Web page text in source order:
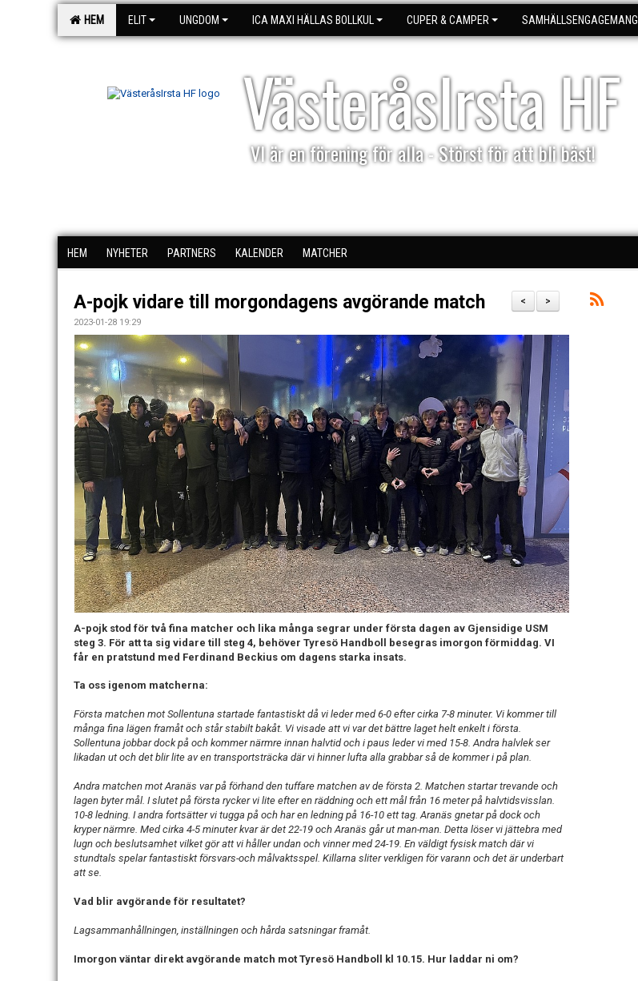
HEM ELIT UNGDOM ICA MAXI HÄLLAS BOLLKUL CUPER & CAMPER SAMHÄLLSENGAGEMANG
VästeråsIrsta HF
VI är en förening för alla - Störst för att bli bäst!
HEM NYHETER PARTNERS KALENDER MATCHER
>
<
A-pojk vidare till morgondagens avgörande match
2023-01-28 19:29
A-pojk stod för två fina matcher och lika många segrar under första dagen av Gjensidige USM
steg 3. För att ta sig vidare till steg 4, behöver Tyresö Handboll besegras imorgon förmiddag. VI
får en pratstund med Ferdinand Beckius om dagens starka insats.
Ta oss igenom matcherna:
Första matchen mot Sollentuna startade fantastiskt då vi leder med 6-0 efter cirka 7-8 minuter. Vi kommer till
många fina lägen framåt och står stabilt bakåt. Vi visade att vi var det bättre laget helt enkelt i första.
Sollentuna jobbar dock på och kommer närmre innan halvtid och i paus leder vi med 15-8. Andra halvlek ser
likadan ut och det blir lite av en transportsträcka där vi hinner lufta alla grabbar så de kommer i på plan.
Andra matchen mot Aranäs var på förhand den tuffare matchen av de första 2. Matchen startar trevande och
lagen byter mål. I slutet på första rycker vi lite efter en räddning och ett mål från 16 meter på halvtidsvisslan.
10-8 ledning. I andra fortsätter vi tugga på och har en ledning på 16-10 ett tag. Aranäs gnetar på dock och
kryper närmre. Med cirka 4-5 minuter kvar är det 22-19 och Aranäs går ut man-man. Detta löser vi jättebra med
lugn och beslutsamhet vilket gör att vi håller undan och vinner med 24-19. En väldigt fysisk match där vi
stundtals spelar fantastiskt försvars-och målvaktsspel. Killarna sliter verkligen för varann och det är underbart
att se.
Vad blir avgörande för resultatet?
Lagsammanhållningen, inställningen och hårda satsningar framåt.
Imorgon väntar direkt avgörande match mot Tyresö Handboll kl 10.15. Hur laddar ni om?